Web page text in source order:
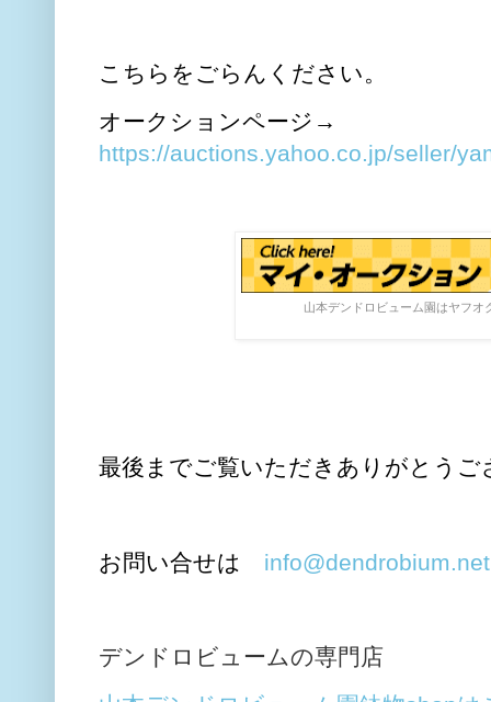
こちらをごらんください。
オークションページ→
https://auctions.yahoo.co.jp/seller/
山本デンドロビューム園はヤフオ
最後までご覧いただきありがとうご
お問い合せは info@dendrobium.net
デンドロビュームの専門店